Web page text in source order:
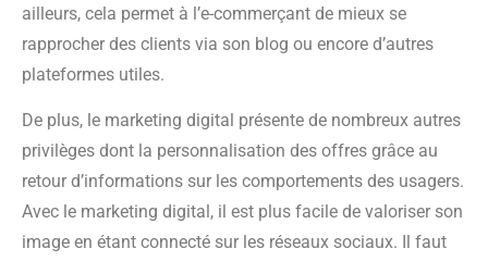
ailleurs, cela permet à l’e-commerçant de mieux se
rapprocher des clients via son blog ou encore d’autres
plateformes utiles.
De plus, le marketing digital présente de nombreux autres
privilèges dont la personnalisation des offres grâce au
retour d’informations sur les comportements des usagers.
Avec le marketing digital, il est plus facile de valoriser son
image en étant connecté sur les réseaux sociaux. Il faut